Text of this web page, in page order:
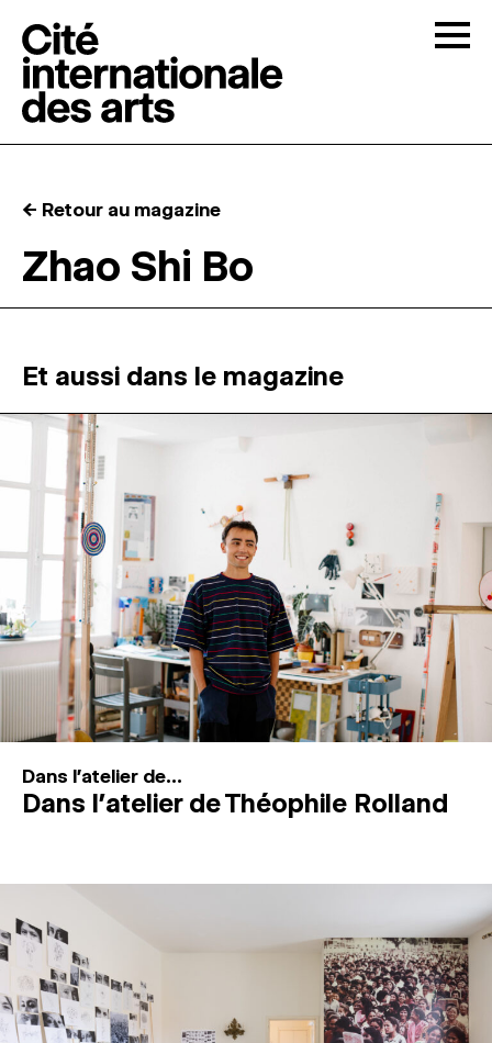
RÉSIDENCES ↓
ATELIERS OUVERTS
PROGRAMMATION
MAGAZINE
ESPACES DE PRATIQUE ARTISTIQUE ↓
Recherche
Connexion
← Retour au magazine
Zhao Shi Bo
Et aussi dans le magazine
Dans l'atelier de...
Dans l’atelier de Théophile Rolland